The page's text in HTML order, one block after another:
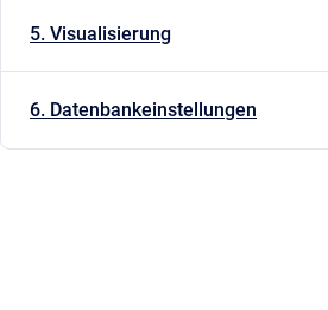
5. Visualisierung
6. Datenbankeinstellungen